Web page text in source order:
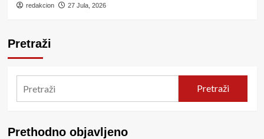
redakcion 27 Jula, 2026
Pretraži
Pretraži
Prethodno objavljeno